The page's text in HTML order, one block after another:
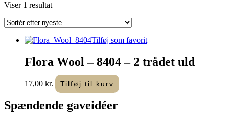
Viser 1 resultat
Tilføj som favorit
Flora Wool – 8404 – 2 trådet uld
17,00 kr. Tilføj til kurv
Spændende gaveidéer